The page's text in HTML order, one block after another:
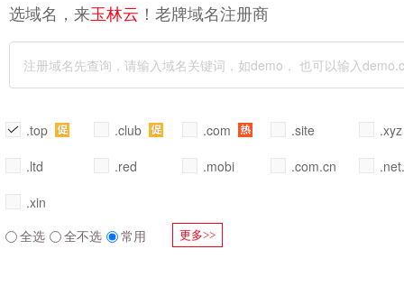
选域名，来玉林云 ！老牌域名注册商
.top .club .com .site
.ltd
.red .mobi .com.cn
.xin
全选
全不选 常用 更多>>